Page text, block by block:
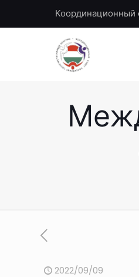
Координационный
2022/09/09